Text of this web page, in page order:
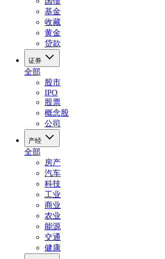
基金
收藏
黄金
贷款
证券
全部
股市
IPO
股票
概念股
公司
产经
全部
房产
汽车
科技
工业
商业
农业
能源
交通
健康